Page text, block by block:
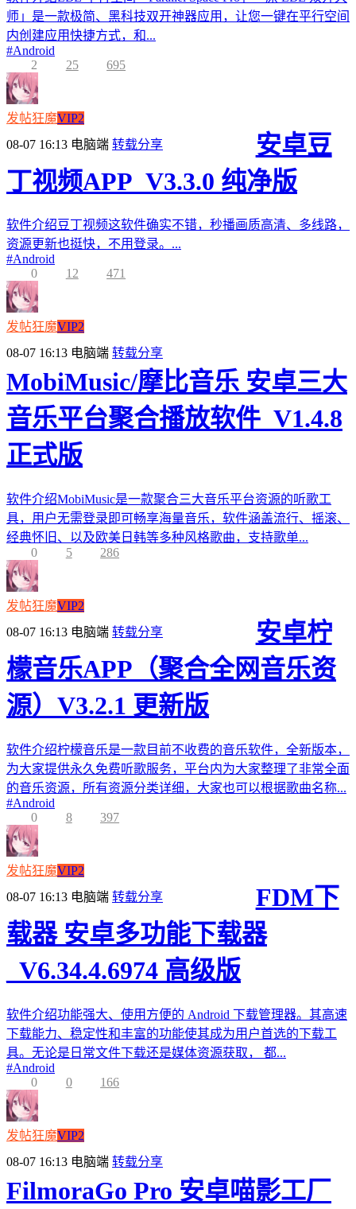
师」是一款极简、黑科技双开神器应用，让您一键在平行空间
内创建应用快捷方式，和...
#Android
2
25 695
发帖狂魔VIP2
08-07 16:13 电脑端 转载分享
安卓豆
丁视频APP_V3.3.0 纯净版
软件介绍豆丁视频这软件确实不错，秒播画质高清、多线路，
资源更新也挺快，不用登录。...
#Android
0
12 471
发帖狂魔VIP2
08-07 16:13 电脑端 转载分享
MobiMusic/摩比音乐 安卓三大
音乐平台聚合播放软件_V1.4.8
正式版
软件介绍MobiMusic是一款聚合三大音乐平台资源的听歌工
具，用户无需登录即可畅享海量音乐，软件涵盖流行、摇滚、
经典怀旧、以及欧美日韩等多种风格歌曲，支持歌单...
0
5 286
发帖狂魔VIP2
08-07 16:13 电脑端 转载分享
安卓柠
檬音乐APP（聚合全网音乐资
源）V3.2.1 更新版
软件介绍柠檬音乐是一款目前不收费的音乐软件，全新版本，
为大家提供永久免费听歌服务，平台内为大家整理了非常全面
的音乐资源，所有资源分类详细，大家也可以根据歌曲名称...
#Android
0
8 397
发帖狂魔VIP2
08-07 16:13 电脑端 转载分享
FDM下
载器 安卓多功能下载器
_V6.34.4.6974 高级版
软件介绍功能强大、使用方便的 Android 下载管理器。其高速
下载能力、稳定性和丰富的功能使其成为用户首选的下载工
具。无论是日常文件下载还是媒体资源获取， 都...
#Android
0
0 166
发帖狂魔VIP2
08-07 16:13 电脑端 转载分享
FilmoraGo Pro 安卓喵影工厂